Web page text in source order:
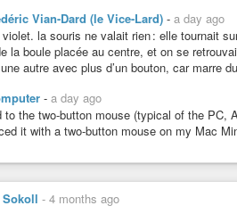
Vian-Dard (le Vice-Lard) - a day ago
violet. la souris ne valait rien : elle tournait
la boule placée au centre, et on se
autre avec plus d’un bouton, car marre
- a day ago
to the two-button mouse (typical of the PC,
it with a two-button mouse on my Mac
- 4 months ago